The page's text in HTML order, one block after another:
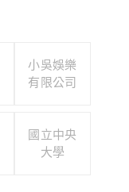
小吳娛樂
有限公司
國立中央
大學